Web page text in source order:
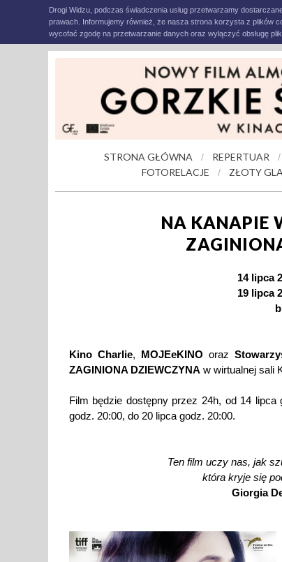
Drogi Widzu, podczas świadczenia usług przetwarzamy
prawach. Informujemy również, że nasza strona korzysta z plików
wycofać zgodę na przetwarzanie danych oraz wyłączyć obsługę
STRONA GŁÓWNA / REPERTUAR /
FOTORELACJE
/ ZŁOTY
NA KANAPIE
14 lipca
19 lipca
Kino Charlie, MOJEeKINO oraz
ZAGINIONA DZIEWCZYNA w wirtualnej sali
Film będzie dostępny przez 24h, od 14
godz. 20:00, do 20 lipca godz. 20:00.
Ten film uczy nas, jak
która kryje się
Giorgia